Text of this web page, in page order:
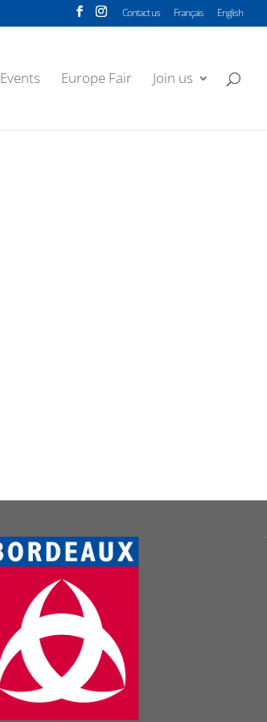
Contact us Français English
Events Europe Fair Join us